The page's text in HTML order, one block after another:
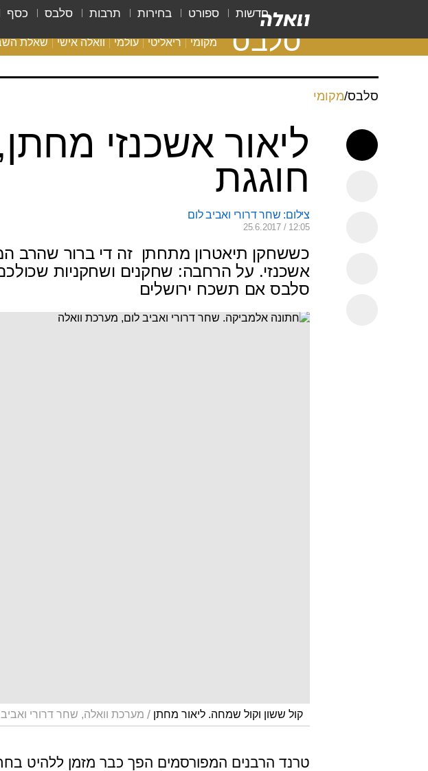
חדשות ספורט בחירות תרבות סלבס כסף
סלבס מקומי ריאליטי עולמי וואלה אישי שאלת
סלבס/מקומי
ליאור אשכנזי
חוגגת
צילום: שחר דרורי ואביב לום
25.6.2017 / 12:05
כששחקן תיאטרון מתחתן  זה די ברור שהרב
אשכנזי. על הרחבה: שחקנים ושחקניות
סלבס אם תשכח ירושלים
קול ששון וקול שמחה. ליאור מחתן / מערכת וואלה, שחר דרורי ואביב
טרנד הרבנים המפורסמים הפך כבר מזמן ללהיט